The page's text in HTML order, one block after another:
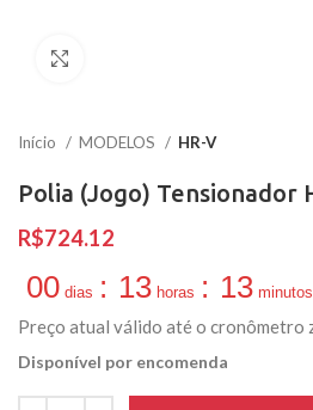
Início MODELOS HR-V
Polia (Jogo) Tensionador
R$
00 dias : 13 horas : 13 minutos
Preço atual válido até o cronômetro
Disponível por encomenda